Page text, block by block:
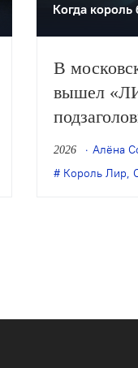
Когда король
В
вышел
Уильяма
2026
Алёна
Король Лир,